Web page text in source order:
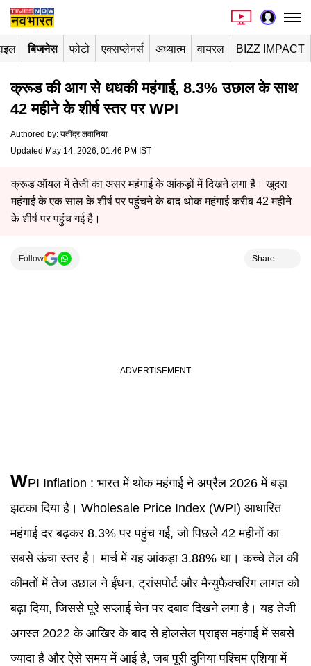
बिजनेस फोटो एक्सप्लेनर्स अध्यात्म वायरल BIZZ IMPACT
क्रूड की आग से धधकी महंगाई, 8.3% उछाल के साथ
42 महीने के शीर्ष स्तर पर WPI
Authored by: यतींद्र लवानिया
Updated May 14, 2026, 01:46 PM IST
क्रूड ऑयल में तेजी का असर महंगाई के आंकड़ों में दिखने लगा है। खुदरा
महंगाई के एक साल के शीर्ष पर पहुंचने के बाद थोक महंगाई करीब 42 महीने
के शीर्ष पर पहुंच गई है।
Follow Share
WPI Inflation : भारत में थोक महंगाई ने अप्रैल 2026 में बड़ा
झटका दिया है। Wholesale Price Index (WPI) आधारित
महंगाई दर बढ़कर 8.3% पर पहुंच गई, जो पिछले 42 महीनों का
सबसे ऊंचा स्तर है। मार्च में यह आंकड़ा 3.88% था। कच्चे तेल की
कीमतों में तेज उछाल ने ईंधन, ट्रांसपोर्ट और मैन्युफैक्चरिंग लागत को
बढ़ा दिया, जिससे पूरे सप्लाई चेन पर दबाव दिखने लगा है। यह तेजी
अगस्त 2022 के आखिर के बाद से होलसेल प्राइस महंगाई में सबसे
ज्यादा है और ऐसे समय में आई है, जब पूरी दुनिया पश्चिम एशिया में